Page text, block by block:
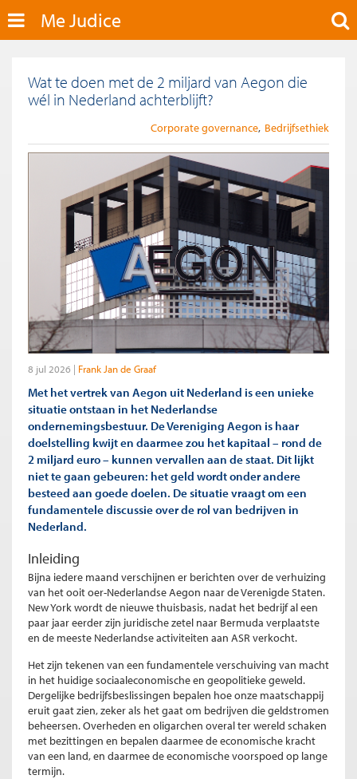
Me Judice
Wat te doen met de 2 miljard van Aegon die
wél in Nederland achterblijft?
Corporate governance Bedrijfsethiek
8 jul 2026 Frank Jan de Graaf
Met het vertrek van Aegon uit Nederland is een unieke
situatie ontstaan in het Nederlandse
ondernemingsbestuur. De Vereniging Aegon is haar
doelstelling kwijt en daarmee zou het kapitaal – rond de
2 miljard euro – kunnen vervallen aan de staat. Dit lijkt
niet te gaan gebeuren: het geld wordt onder andere
besteed aan goede doelen. De situatie vraagt om een
fundamentele discussie over de rol van bedrijven in
Nederland.
Inleiding
Bijna iedere maand verschijnen er berichten over de verhuizing
van het ooit oer-Nederlandse Aegon naar de Verenigde Staten.
New York wordt de nieuwe thuisbasis, nadat het bedrijf al een
paar jaar eerder zijn juridische zetel naar Bermuda verplaatste
en de meeste Nederlandse activiteiten aan ASR verkocht.
Het zijn tekenen van een fundamentele verschuiving van macht
in het huidige sociaaleconomische en geopolitieke geweld.
Dergelijke bedrijfsbeslissingen bepalen hoe onze maatschappij
eruit gaat zien, zeker als het gaat om bedrijven die geldstromen
beheersen. Overheden en oligarchen overal ter wereld schaken
met bezittingen en bepalen daarmee de economische kracht
van een land, en daarmee de economische voorspoed op lange
termijn.